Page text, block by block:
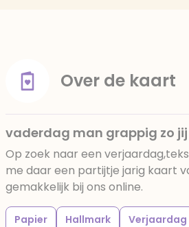
Over de kaart
vaderdag man grappig zo
Op zoek naar een
me daar een partijtje jarig kaart
gemakkelijk bij ons online.
Papier Hallmark Verjaardag